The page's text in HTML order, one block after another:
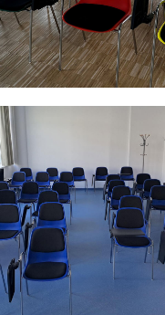
STEUERKANZLEI TUNCER